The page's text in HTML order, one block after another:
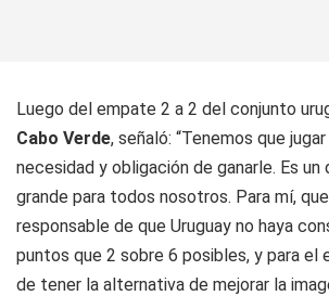
Luego del empate 2 a 2 del conjunto
Cabo Verde, señaló: “Tenemos que
necesidad y obligación de ganarle. Es
grande para todos nosotros. Para mí,
responsable de que Uruguay no haya
puntos que 2 sobre 6 posibles, y para el
de tener la alternativa de mejorar la